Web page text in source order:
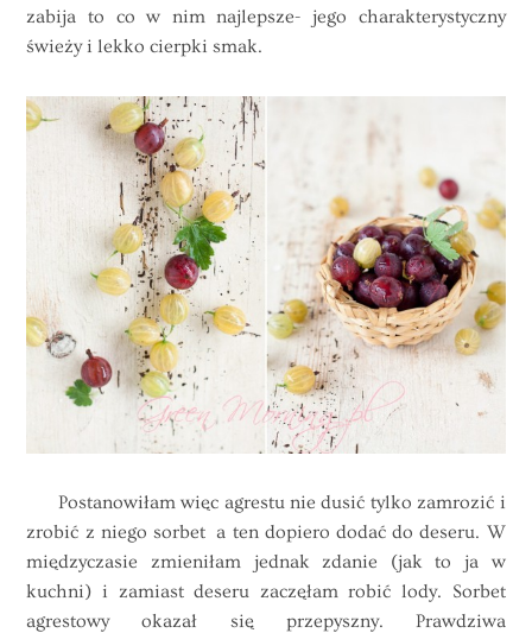
zabija to co w nim najlepsze- jego charakterystyczny
świeży i lekko cierpki smak.
Postanowiłam więc agrestu nie dusić tylko zamrozić i
zrobić z niego sorbet a ten dopiero dodać do deseru. W
międzyczasie zmieniłam jednak zdanie (jak to ja w
kuchni) i zamiast deseru zaczęłam robić lody. Sorbet
agrestowy okazał się przepyszny. Prawdziwa